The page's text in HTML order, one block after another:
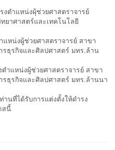
งตำแหน่งผุ้ช่วยศาสตราจารย์
าศาสตร์และเทคโนโลยี
แหน่งผู้ช่วยศาสตราจารย์ สาขา
ธุรกิจและศิลปศาสตร์ มทร.ล้าน
ำแหน่งผู้ช่วยศาสตราจารย์ สาขา
ธุรกิจและศิลปศาสตร์ มทร.ล้านนา
นที่ได้รับการแต่งตั้งให้ดำรง
สนี้